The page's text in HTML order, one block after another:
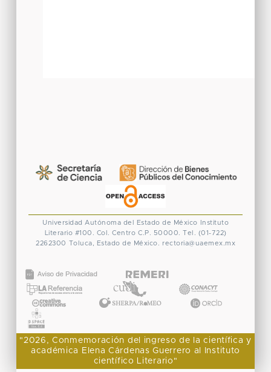
Universidad Autónoma del Estado de México
Instituto
Literario #100. Col. Centro C.P. 50000. Tel. (01-722)
2262300 Toluca, Estado de México. rectoria@uaemex.mx
"2026, Conmemoración del ingreso de la científica y
académica Elena Cárdenas Guerrero al Instituto
científico Literario"